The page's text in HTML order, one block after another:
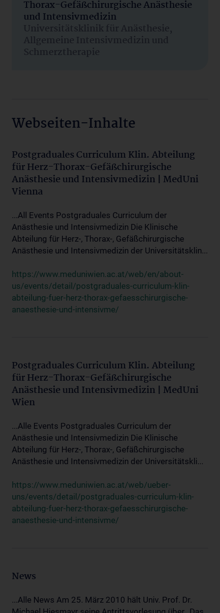
Thorax-Gefäßchirurgische Anästhesie
und Intensivmedizin
Universitätsklinik für Anästhesie,
Allgemeine Intensivmedizin und
Schmerztherapie
Webseiten-Inhalte
Postgraduales Curriculum Klin. Abteilung
für Herz-Thorax-Gefäßchirurgische
Anästhesie und Intensivmedizin | MedUni
Vienna
...All Events Postgraduales Curriculum der
Anästhesie und Intensivmedizin Die Klinische
Abteilung für Herz-, Thorax-, Gefäßchirurgische
Anästhesie und Intensivmedizin der Universitätsklin...
https://www.meduniwien.ac.at/web/en/about-
us/events/detail/postgraduales-curriculum-klin-
abteilung-fuer-herz-thorax-gefaesschirurgische-
anaesthesie-und-intensivme/
Postgraduales Curriculum Klin. Abteilung
für Herz-Thorax-Gefäßchirurgische
Anästhesie und Intensivmedizin | MedUni
Wien
...Alle Events Postgraduales Curriculum der
Anästhesie und Intensivmedizin Die Klinische
Abteilung für Herz-, Thorax-, Gefäßchirurgische
Anästhesie und Intensivmedizin der Universitätskli...
https://www.meduniwien.ac.at/web/ueber-
uns/events/detail/postgraduales-curriculum-klin-
abteilung-fuer-herz-thorax-gefaesschirurgische-
anaesthesie-und-intensivme/
News
...Alle News Am 25. März 2010 hält Univ. Prof. Dr.